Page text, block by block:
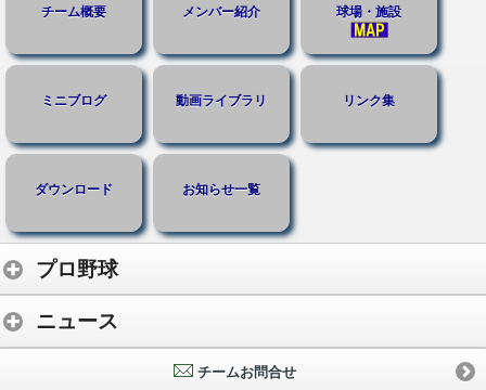
チーム概要 メンバー紹介 球場・施設
ミニブログ 動画ライブラリ リンク集
ダウンロード お知らせ一覧
プロ野球
ニュース
チームお問合せ